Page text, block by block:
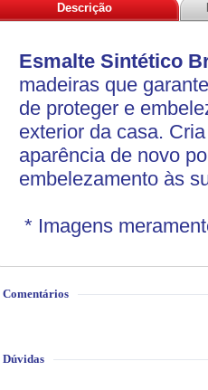
Descrição
Esmalte Sintético
madeiras que
de proteger e
exterior da casa.
aparência de novo
embelezamento às
* Imagens
Comentários
Dúvidas